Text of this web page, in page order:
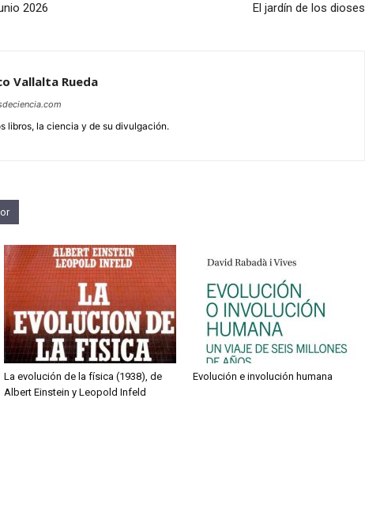
2026 El jardín de los dioses
Vallalta Rueda
libros, la ciencia y de su divulgación.
La evolución de la física (1938), de
Albert Einstein y Leopold Infeld
Evolución e involución humana